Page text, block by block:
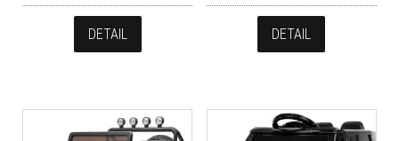
DETAIL DETAIL